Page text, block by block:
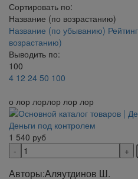
Сортировать по:
Название (по возрастанию)
Название (по убыванию)
возрастанию)
Выводить по:
100
4 12 24 50 100
о лор лорлор лор лор
Деньги под контролем
1 540 руб
Авторы:Аляутдинов Ш.